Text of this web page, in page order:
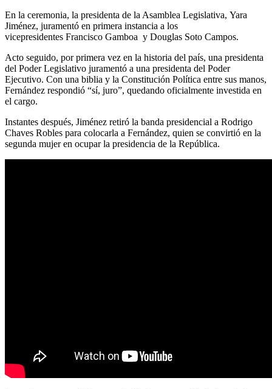
En la ceremonia, la presidenta de la Asamblea Legislativa, Yara
Jiménez, juramentó en primera instancia a los
vicepresidentes Francisco Gamboa y Douglas Soto Campos.
Acto seguido, por primera vez en la historia del país, una presidenta
del Poder Legislativo juramentó a una presidenta del Poder
Ejecutivo. Con una biblia y la Constitución Política entre sus manos,
Fernández respondió “sí, juro”, quedando oficialmente investida en
el cargo.
Instantes después, Jiménez retiró la banda presidencial a Rodrigo
Chaves Robles para colocarla a Fernández, quien se convirtió en la
segunda mujer en ocupar la presidencia de la República.